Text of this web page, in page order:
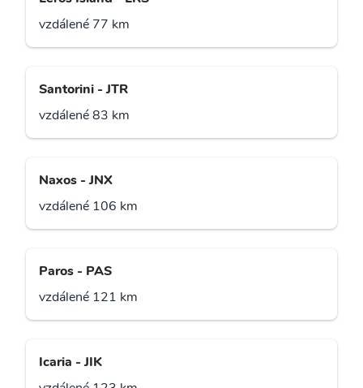
vzdálené 77 km
Santorini - JTR
vzdálené 83 km
Naxos - JNX
vzdálené 106 km
Paros - PAS
vzdálené 121 km
Icaria - JIK